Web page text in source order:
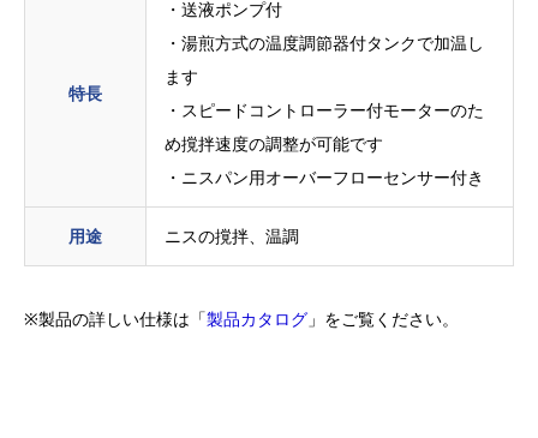
特長
・送液ポンプ付
・湯煎方式の温度調節器付タンクで加温し
ます
・スピードコントローラー付モーターのた
め撹拌速度の調整が可能です
・ニスパン用オーバーフローセンサー付き
用途 ニスの撹拌、温調
※製品の詳しい仕様は「製品カタログ 」をご覧ください。